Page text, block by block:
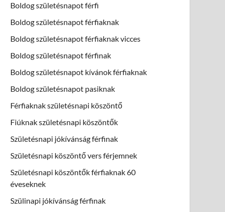
Boldog születésnapot férfi
Boldog születésnapot férfiaknak
Boldog születésnapot férfiaknak vicces
Boldog születésnapot férfinak
Boldog születésnapot kívánok férfiaknak
Boldog születésnapot pasiknak
Férfiaknak születésnapi köszöntő
Fiúknak születésnapi köszöntők
Születésnapi jókívánság férfinak
Születésnapi köszöntő vers férjemnek
Születésnapi köszöntők férfiaknak 60
éveseknek
Szülinapi jókívánság férfinak